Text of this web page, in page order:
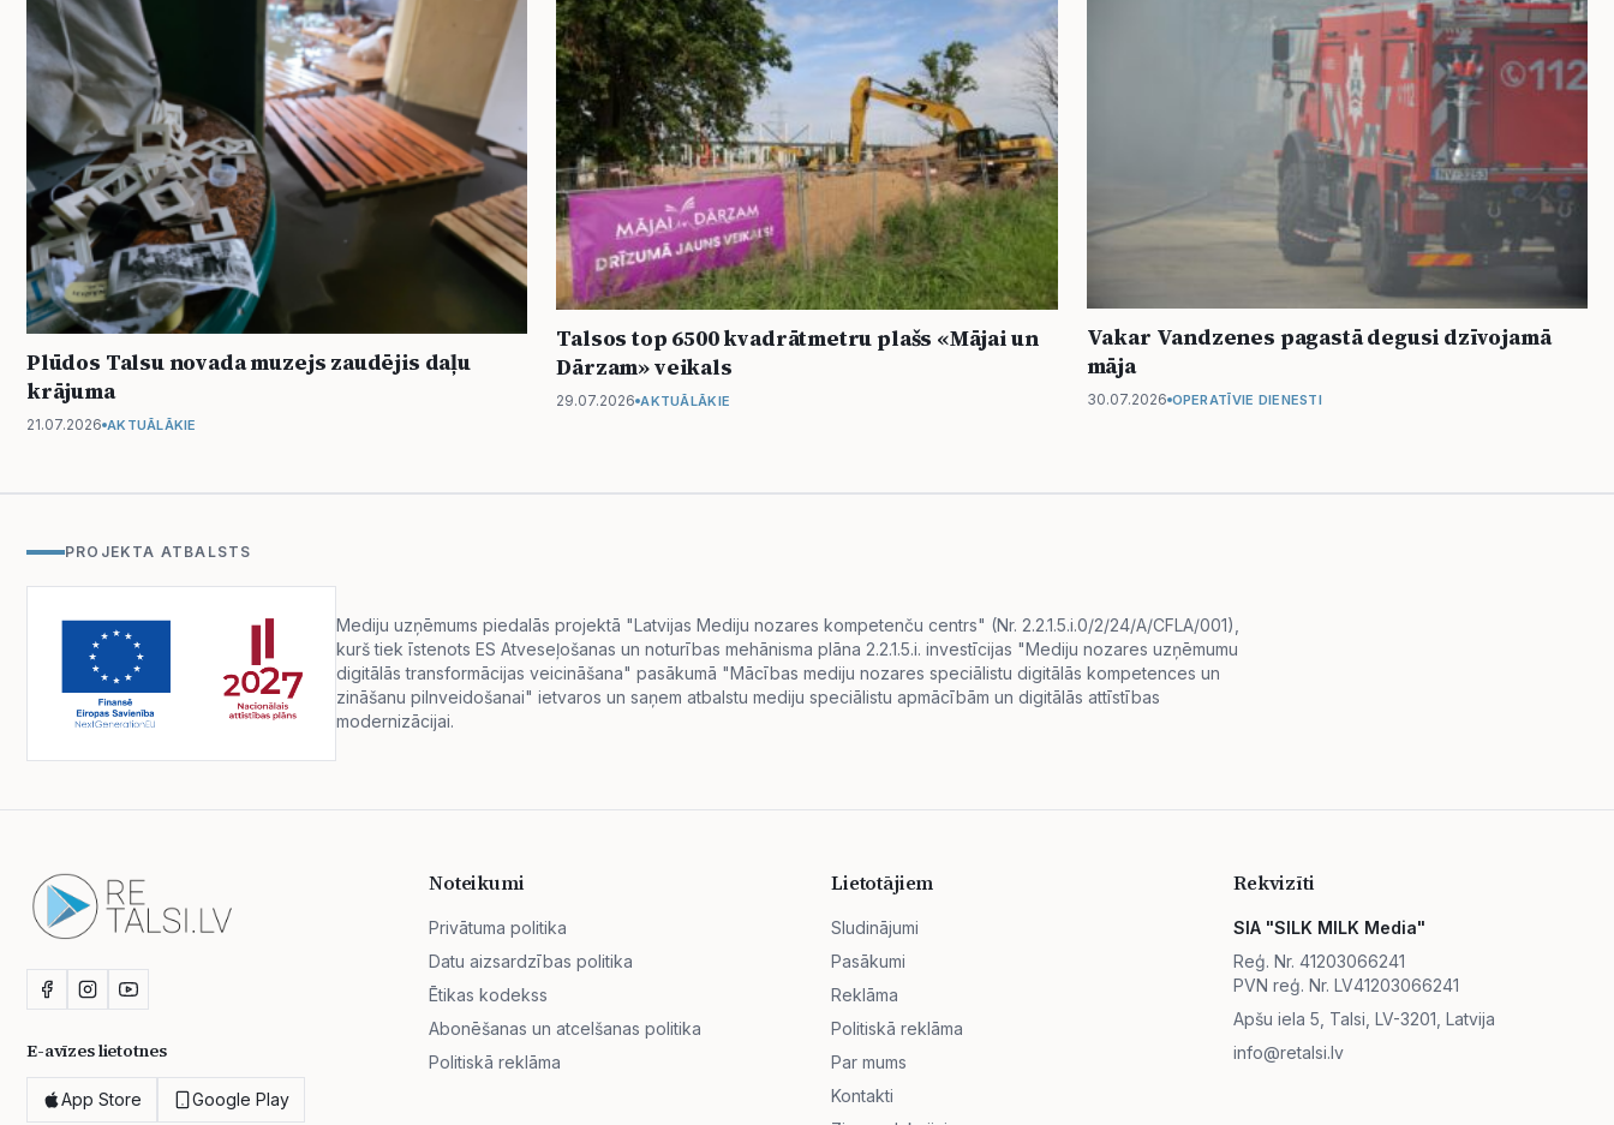
Plūdos Talsu novada muzejs zaudējis daļu
krājuma
21.07.2026 AKTUĀLĀKIE
Talsos top 6500 kvadrātmetru plašs «Mājai un
Dārzam» veikals
29.07.2026 AKTUĀLĀKIE
Vakar Vandzenes pagastā degusi dzīvojamā
māja
30.07.2026 OPERATĪVIE DIENESTI
PROJEKTA ATBALSTS
Mediju uzņēmums piedalās projektā "Latvijas Mediju nozares kompetenču centrs" (Nr. 2.2.1.5.i.0/2/24/A/CFLA/001),
kurš tiek īstenots ES Atveseļošanas un noturības mehānisma plāna 2.2.1.5.i. investīcijas "Mediju nozares uzņēmumu
digitālās transformācijas veicināšana" pasākumā "Mācības mediju nozares speciālistu digitālās kompetences un
zināšanu pilnveidošanai" ietvaros un saņem atbalstu mediju speciālistu apmācībām un digitālās attīstības
modernizācijai.
E-avīzes lietotnes
App Store Google Play
Noteikumi
Privātuma politika
Datu aizsardzības politika
Ētikas kodekss
Abonēšanas un atcelšanas politika
Politiskā reklāma
Lietotājiem
Sludinājumi
Pasākumi
Reklāma
Politiskā reklāma
Par mums
Kontakti
Rekvizīti
SIA "SILK MILK Media"
Reģ. Nr. 41203066241
PVN reģ. Nr. LV41203066241
Apšu iela 5, Talsi, LV-3201, Latvija
info@retalsi.lv